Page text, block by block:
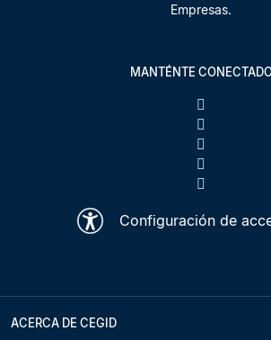
Empresas.
MANTÉNTE
Configuración de
ACERCA DE CEGID